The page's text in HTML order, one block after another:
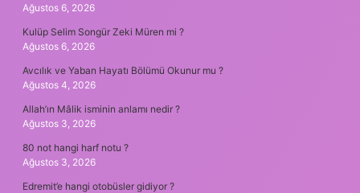
Ağustos 6, 2026
Kulüp Selim Songür Zeki Müren mi ?
Ağustos 6, 2026
Avcılık ve Yaban Hayatı Bölümü Okunur mu ?
Ağustos 4, 2026
Allah’ın Mâlik isminin anlamı nedir ?
Ağustos 3, 2026
80 not hangi harf notu ?
Ağustos 3, 2026
Edremit’e hangi otobüsler gidiyor ?